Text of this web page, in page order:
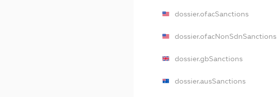
dossier.ofacSanctions
dossier.ofacNonSdnSanctions
dossier.gbSanctions
dossier.ausSanctions